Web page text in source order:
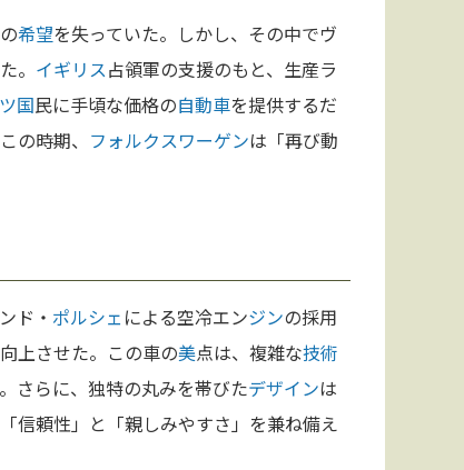
希望を失っていた。しかし、その中でヴ
。 イギリス占領軍の支援のもと、生産ラ
国民に手頃な価格の自動車を提供するだ
の時期、 フォルクスワーゲンは「再び動
ド・ ポルシェ による空冷エンジンの採用
上させた。この車の美点は、複雑な技術
さらに、独特の丸みを帯びたデザインは
信頼性」と「親しみやすさ」を兼ね備え